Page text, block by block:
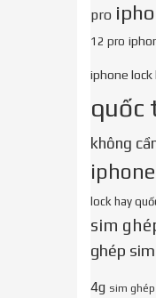
pro
12 pro
iphone lock
quốc
không
iphone
lock hay
sim
ghép sim
4g sim